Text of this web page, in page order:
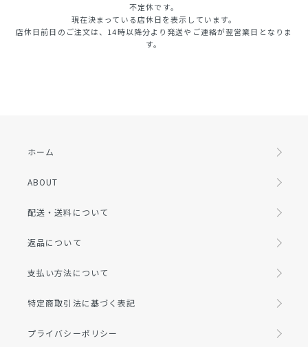
不定休です。
現在決まっている店休日を表示しています。
店休日前日のご注文は、14時以降分より発送やご連絡が翌営業日となりま
す。
ホーム
ABOUT
配送・送料について
返品について
支払い方法について
特定商取引法に基づく表記
プライバシーポリシー